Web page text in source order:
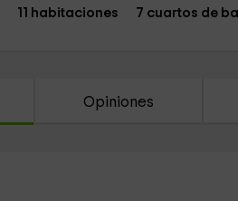
11 habitaciones 7 cuartos de
Opiniones